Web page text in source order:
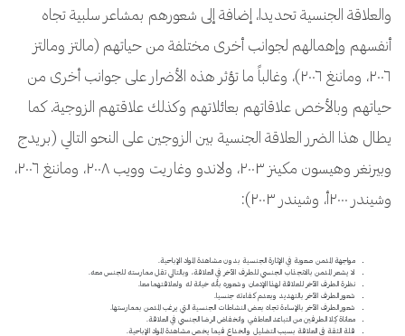
والعلاقة الجنسية تحديدا، إضافة إلى شعورهم بمشاعر سلبية تجاه
أنفسهم وإهمالهم لجوانب أخرى مختلفة من حياتهم (مالتز ومالتز
٢٠٠٦، وماننغ ٢٠٠٦)، وغالباً ما تؤثر هذه الأضرار على جوانب أخرى من
حياتهم وبالأخص علاقاتهم بعائلاتهم وكذلك علاقتهم الزوجية. كما
يطال هذا الضرر العلاقة الجنسية بين الزوجين على النحو التالي (بريدج
وبيرنغر وهيسون مكينز ٢٠٠٣، ولاندو وغاريت وويب ٢٠٠٨، وماننغ ٢٠٠٦،
وشيندر ٢٠٠٠أ، وشيندر ٢٠٠٣):
مواجهة المدمن صعوبة في الإثارة الجنسية بدون مشاهدة المواد الإباحية.
لا يشعر المدمن بالانجذاب الجنسي للطرف الآخر في العلاقة، وبالتالي تقل ممارسته للجنس معه.
نظرة الطرف الآخر للعلاقة لهذا الإدمان وشعوره بأنه خيانة له ولعلاقتهما معا.
شعور الطرف الآخر بالتهديد وبعدم كفاءته جنسيا.
شعور الطرف الآخر بالإساءة تجاه بعض النشاطات الجنسية التي يرغب المدمن بممارستها.
معاناة كِلا الطرفين من التباعد العاطفي وانخفاض الرضا الجنسي في العلاقة.
قلة الثقة في العلاقة بسبب التضليل والخداع فيما يخص مشاهدة المواد الإباحية.